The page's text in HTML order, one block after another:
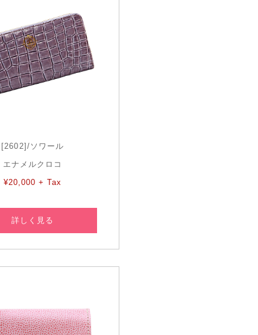
[2602]/ソワール
エナメルクロコ
¥20,000 + Tax
詳しく見る